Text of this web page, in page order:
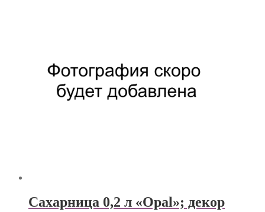
Сахарница 0,2 л «Opal»; декор